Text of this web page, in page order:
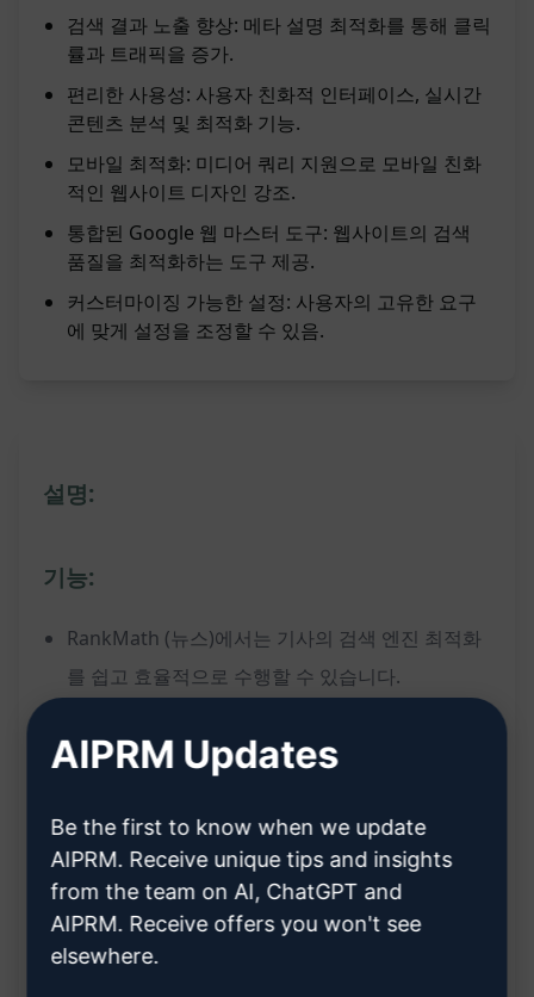
검색 결과 노출 향상: 메타 설명 최적화를 통해 클릭
률과 트래픽을 증가.
편리한 사용성: 사용자 친화적 인터페이스, 실시간
콘텐츠 분석 및 최적화 기능.
모바일 최적화: 미디어 쿼리 지원으로 모바일 친화
적인 웹사이트 디자인 강조.
통합된 Google 웹 마스터 도구: 웹사이트의 검색
품질을 최적화하는 도구 제공.
커스터마이징 가능한 설정: 사용자의 고유한 요구
에 맞게 설정을 조정할 수 있음.
설명:
기능:
RankMath (뉴스)에서는 기사의 검색 엔진 최적화
를 쉽고 효율적으로 수행할 수 있습니다.
SEO 관련 작업을 자동으로 수행합니다.
제공하여 트래픽을 증가시킬 수 있습니다.
사용자 친화적 인터페이스로 누구나 쉽게 사용할
수 있습니다.
다양한 SEO 도구와 통합되어 웹사이트의 검색 엔
AIPRM Updates
Be the first to know when we update
AIPRM. Receive unique tips and insights
from the team on AI, ChatGPT and
AIPRM. Receive offers you won't see
elsewhere.